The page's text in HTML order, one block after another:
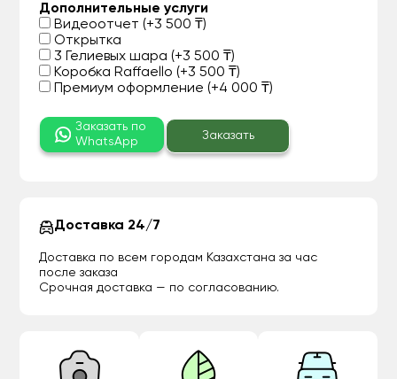
Дополнительные услуги
Видеоотчет (+3 500 ₸)
Открытка
3 Гелиевых шара (+3 500 ₸)
Коробка Raffaello (+3 500 ₸)
Премиум оформление (+4 000 ₸)
Заказать по
WhatsApp
Заказать
Доставка 24/7
Доставка по всем городам Казахстана за час
после заказа
Срочная доставка — по согласованию.